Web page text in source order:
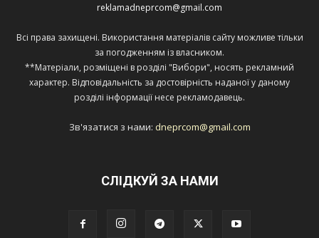
reklamadneprcom@gmail.com
Всі права захищені. Використання матеріалів сайту можливе тільки
за погодженням із власником.
**Матеріали, розміщені в розділі "Вибори", носять рекламний
характер. Відповідальність за достовірність наданої у даному
розділі інформації несе рекламодавець.
Зв'язатися з нами: dneprcom@gmail.com
СЛІДКУЙ ЗА НАМИ